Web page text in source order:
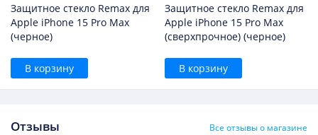
Защитное стекло Remax для
Apple iPhone 15 Pro Max
(черное)
В корзину
Защитное стекло Remax для
Apple iPhone 15 Pro Max
(сверхпрочное) (черное)
В корзину
Отзывы Все отзывы о магазине